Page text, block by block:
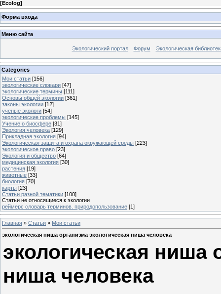
[Ecolog]
Форма входа
Меню сайта
Экологический портал Форум Экологическая
Categories
Мои статьи [156]
экологические словари [47]
экологические термины [111]
Основы общей экологии [361]
законы экологии [12]
ученые экологи [54]
экологические проблемы [145]
Учение о биосфере [31]
Экология человека [129]
Прикладная экология [94]
Экологическая защита и охрана окружающей среды [223]
экологическое право [23]
Экология и общество [64]
медицинская экология [30]
растения [19]
животные [33]
биология [70]
карты [23]
Статьи разной тематики [100]
Статьи не относящиеся к экологии
реймерс словарь терминов. природопользование [1]
Главная » Статьи » Мои статьи
экологическая ниша организма экологическая ниша человека
экологическая ниша
ниша человека